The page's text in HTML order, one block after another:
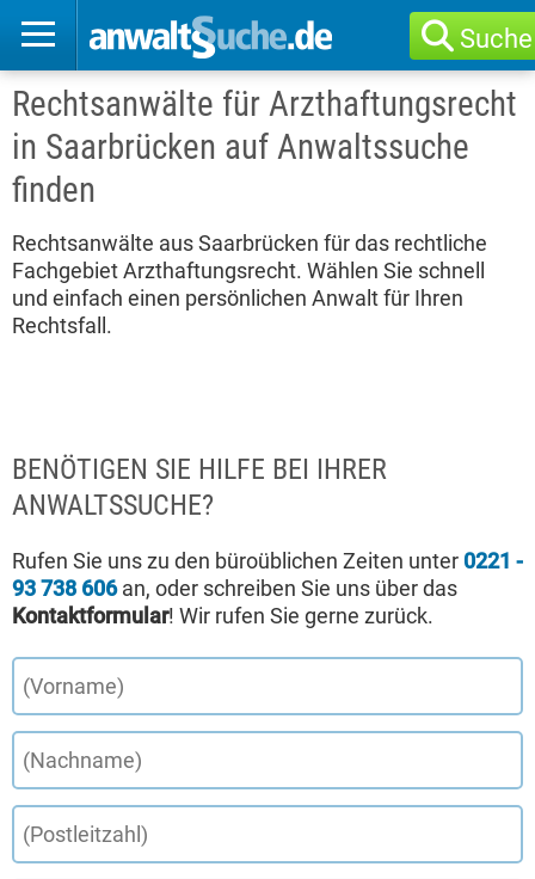
Suche
Rechtsanwälte für Arzthaftungsrecht
in Saarbrücken auf Anwaltssuche
finden
Rechtsanwälte aus Saarbrücken für das rechtliche
Fachgebiet Arzthaftungsrecht. Wählen Sie schnell
und einfach einen persönlichen Anwalt für Ihren
Rechtsfall.
BENÖTIGEN SIE HILFE BEI IHRER
ANWALTSSUCHE?
Rufen Sie uns zu den büroüblichen Zeiten unter 0221 -
93 738 606an, oder schreiben Sie uns über das
Kontaktformular! Wir rufen Sie gerne zurück.